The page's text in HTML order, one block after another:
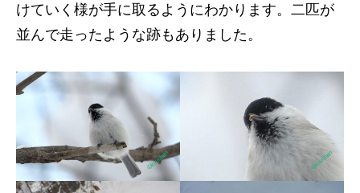
けていく様が手に取るようにわかります。二匹が
並んで走ったような跡もありました。